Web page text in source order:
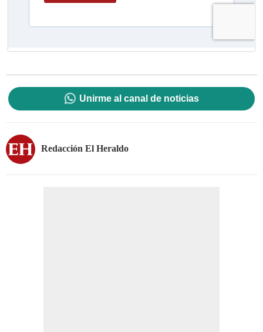
Unirme al canal de noticias
Redacción El Heraldo